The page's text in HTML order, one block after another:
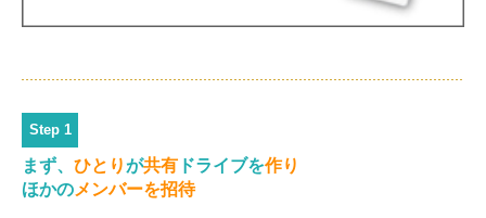
Step 1
まず、 ひとりが共有 ドライブを作り
ほかのメンバーを招待